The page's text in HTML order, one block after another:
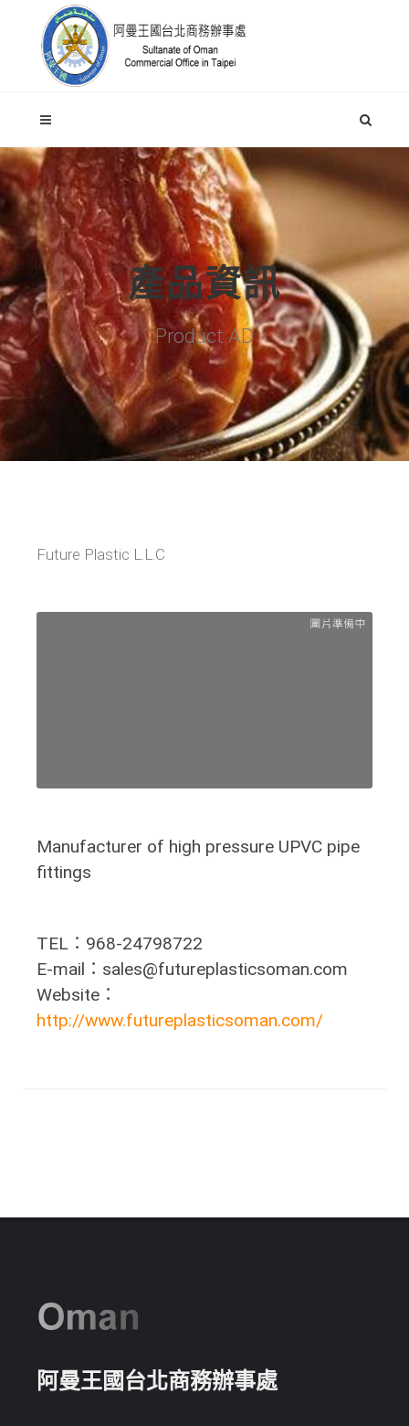
產品資訊
Product AD
Future Plastic L.L.C
Manufacturer of high pressure UPVC pipe
fittings
TEL：968-24798722
E-mail：sales@futureplasticsoman.com
Website：
http://www.futureplasticsoman.com/
阿曼王國台北商務辦事處